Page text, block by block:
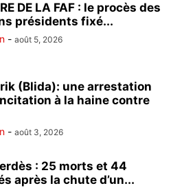
DE LA FAF : le procès des
présidents fixé...
- août 5, 2026
(Blida): une arrestation
à la haine contre
- août 3, 2026
: 25 morts et 44
après la chute d’un...